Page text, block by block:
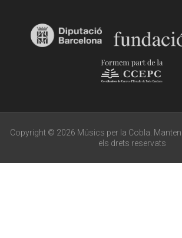
Copyright © 2026 Músics per la Cobla.
els drets reservats